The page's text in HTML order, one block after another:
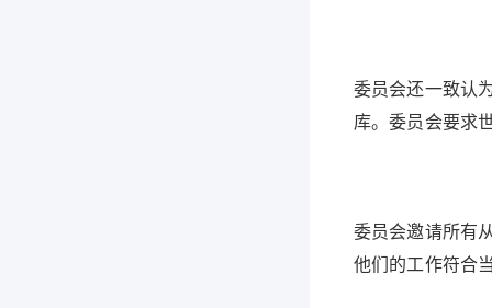
委员会还一致认
库。委员会要求
委员会邀请所有
他们的工作符合